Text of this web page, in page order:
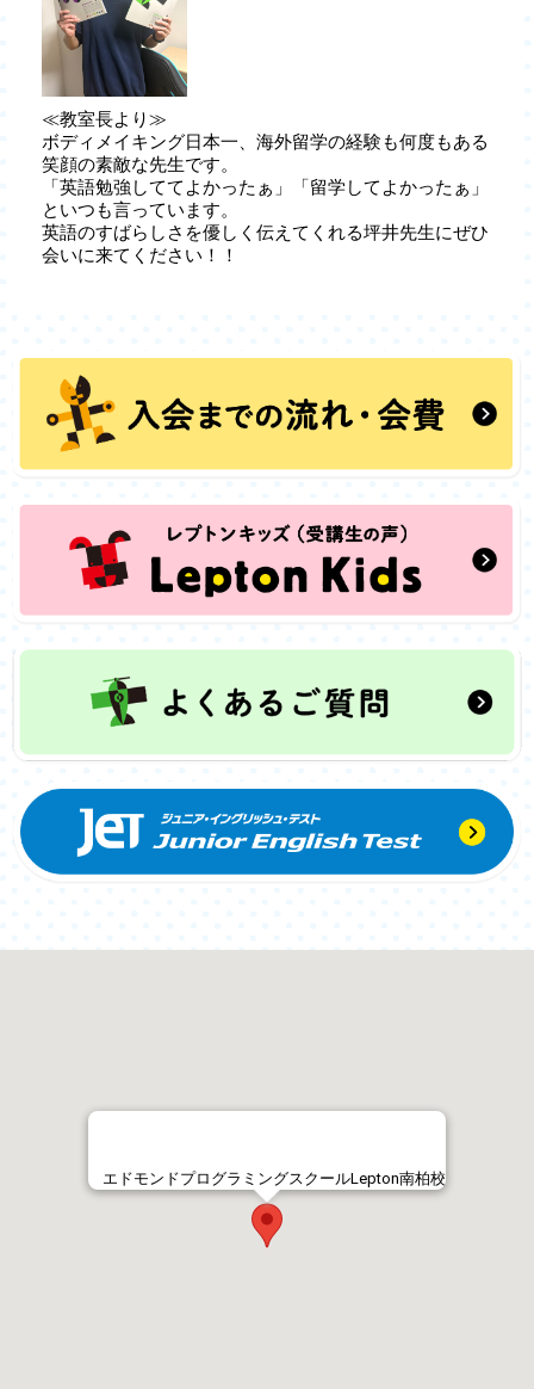
≪教室長より≫
ボディメイキング日本一、海外留学の経験も何度もある
笑顔の素敵な先生です。
「英語勉強しててよかったぁ」「留学してよかったぁ」
といつも言っています。
英語のすばらしさを優しく伝えてくれる坪井先生にぜひ
会いに来てください！！
エドモンドプログラミングスクールLepton南柏校